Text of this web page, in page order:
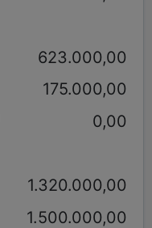
623.000,00
175.000,00
0,00
1.320.000,00
1.500.000,00